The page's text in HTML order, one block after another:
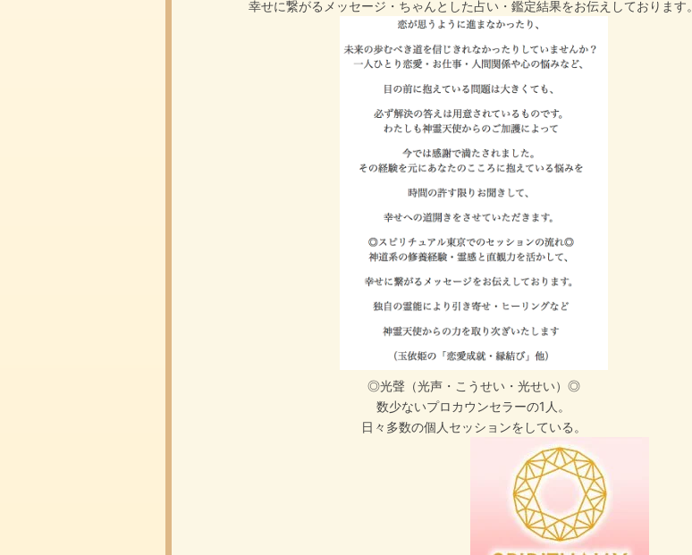
幸せに繋がるメッセージ・ちゃんとした占い・鑑定結果をお伝えしております。
◎光聲（光声・こうせい・光せい）◎
数少ないプロカウンセラーの1人。
日々多数の個人セッションをしている。